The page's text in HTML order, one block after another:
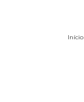
Início